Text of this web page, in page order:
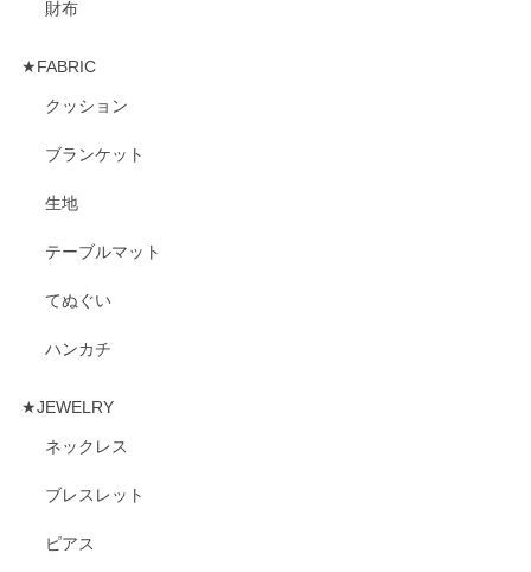
財布
★FABRIC
クッション
ブランケット
生地
テーブルマット
てぬぐい
ハンカチ
★JEWELRY
ネックレス
ブレスレット
ピアス